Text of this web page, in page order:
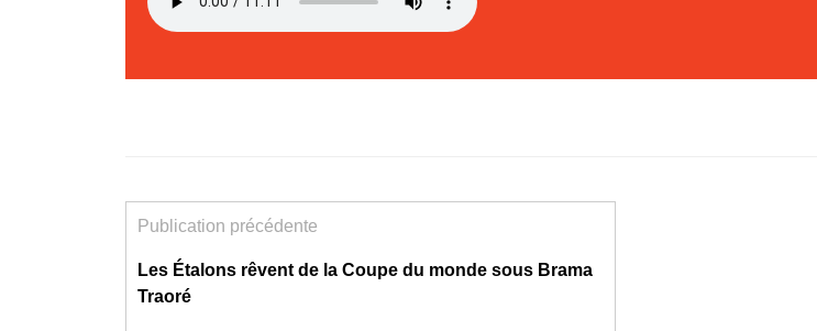
Publication précédente
Les Étalons rêvent de la Coupe du monde sous Brama
Traoré